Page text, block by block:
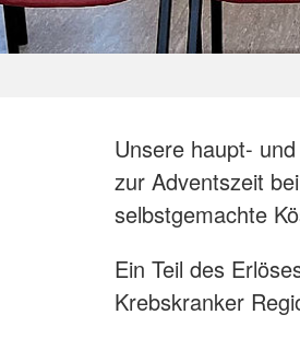
Unsere haupt-
zur Adventszeit
selbstgemachte
Ein Teil des
Krebskranker